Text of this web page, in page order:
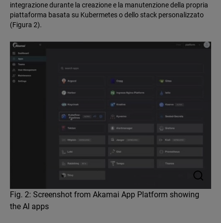
integrazione durante la creazione e la manutenzione della propria
piattaforma basata su Kubermetes o dello stack personalizzato
(Figura 2).
Fig. 2: Screenshot from Akamai App Platform showing
the AI apps